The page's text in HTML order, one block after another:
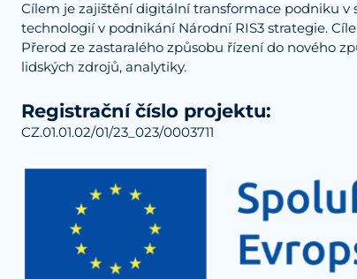
Cílem je zajištění digitální transformace podniku v
technologií v podnikání Národní RIS3 strategie.
Přerod ze zastaralého způsobu řízení do nového
lidských zdrojů, analytiky.
Registrační číslo projektu:
CZ.01.01.02/01/23_023/0003711